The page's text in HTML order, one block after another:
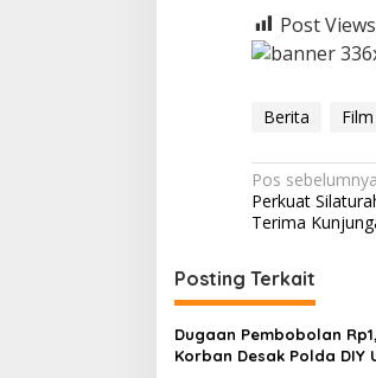
Post
Berita Film
N
a
i
g
a
Pos sebelumnya
Perkuat
Terima
Posting Terkait
Dugaan Pembobolan
Korban Desak Polda